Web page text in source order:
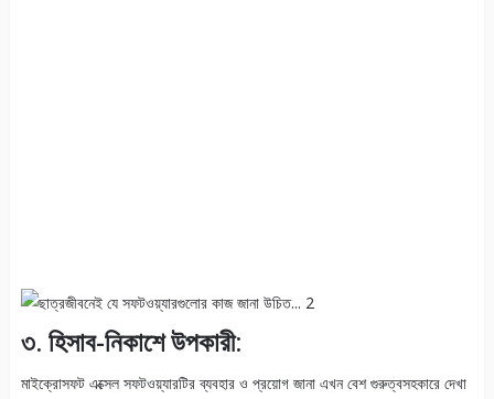
৩. হিসাব-নিকাশে উপকারী:
মাইক্রোসফট এক্সেল সফটওয়্যারটির ব্যবহার ও প্রয়োগ জানা এখন বেশ গুরুত্বসহকারে দেখা